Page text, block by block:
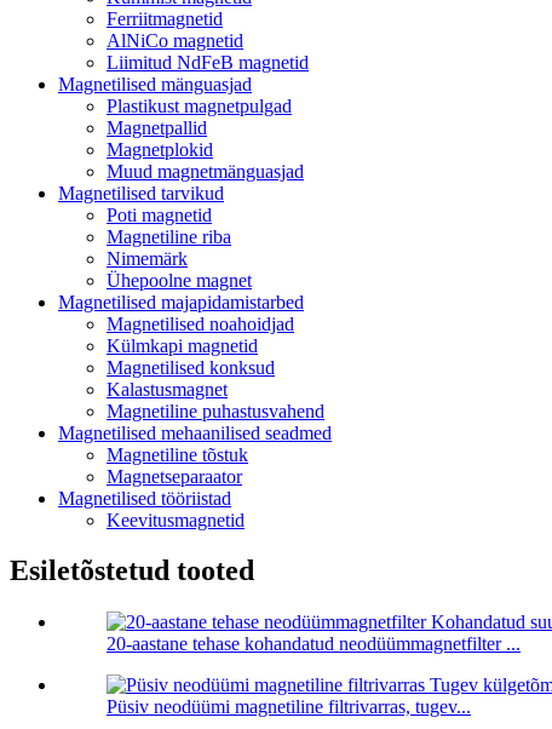
Ferriitmagnetid
AlNiCo magnetid
Liimitud NdFeB magnetid
Magnetilised mänguasjad
Plastikust magnetpulgad
Magnetpallid
Magnetplokid
Muud magnetmänguasjad
Magnetilised tarvikud
Poti magnetid
Magnetiline riba
Nimemärk
Ühepoolne magnet
Magnetilised majapidamistarbed
Magnetilised noahoidjad
Külmkapi magnetid
Magnetilised konksud
Kalastusmagnet
Magnetiline puhastusvahend
Magnetilised mehaanilised seadmed
Magnetiline tõstuk
Magnetseparaator
Magnetilised tööriistad
Keevitusmagnetid
Esiletõstetud tooted
20-aastane tehase kohandatud neodüümmagnetfilter ...
Püsiv neodüümi magnetiline filtrivarras, tugev...